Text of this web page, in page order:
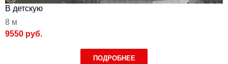
В детскую
8 м
9550 руб.
ПОДРОБНЕЕ